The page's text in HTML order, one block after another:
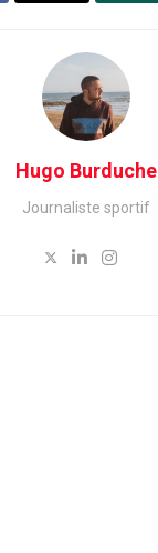
Hugo Burduche
Journaliste sportif